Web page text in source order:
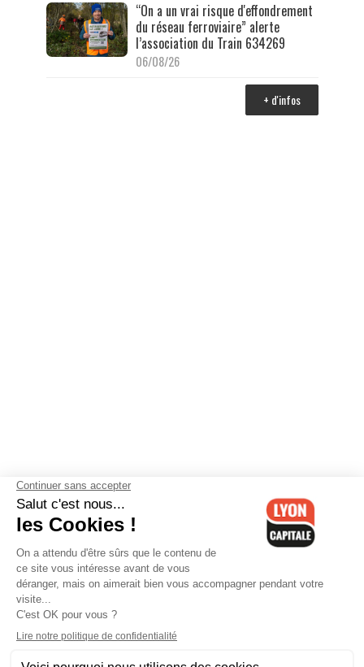
“On a un vrai risque d'effondrement
du réseau ferroviaire” alerte
l’association du Train 634269
06/08/26
+ d'infos